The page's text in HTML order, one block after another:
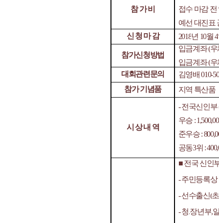
참 가 비
접수 마감
예선 대진표
신 청 마 감
2018년 10월4
참가신청방법
입금계좌(우
입금계좌(우
대회관련문의
김영배010-
참가 기념품
지역 특산품
시 상 내 역
-전국신인부
우승 :
준우승:
공동3위 :
■전국 신인
-주민등록상
-선수출신(초
-청.장년부,